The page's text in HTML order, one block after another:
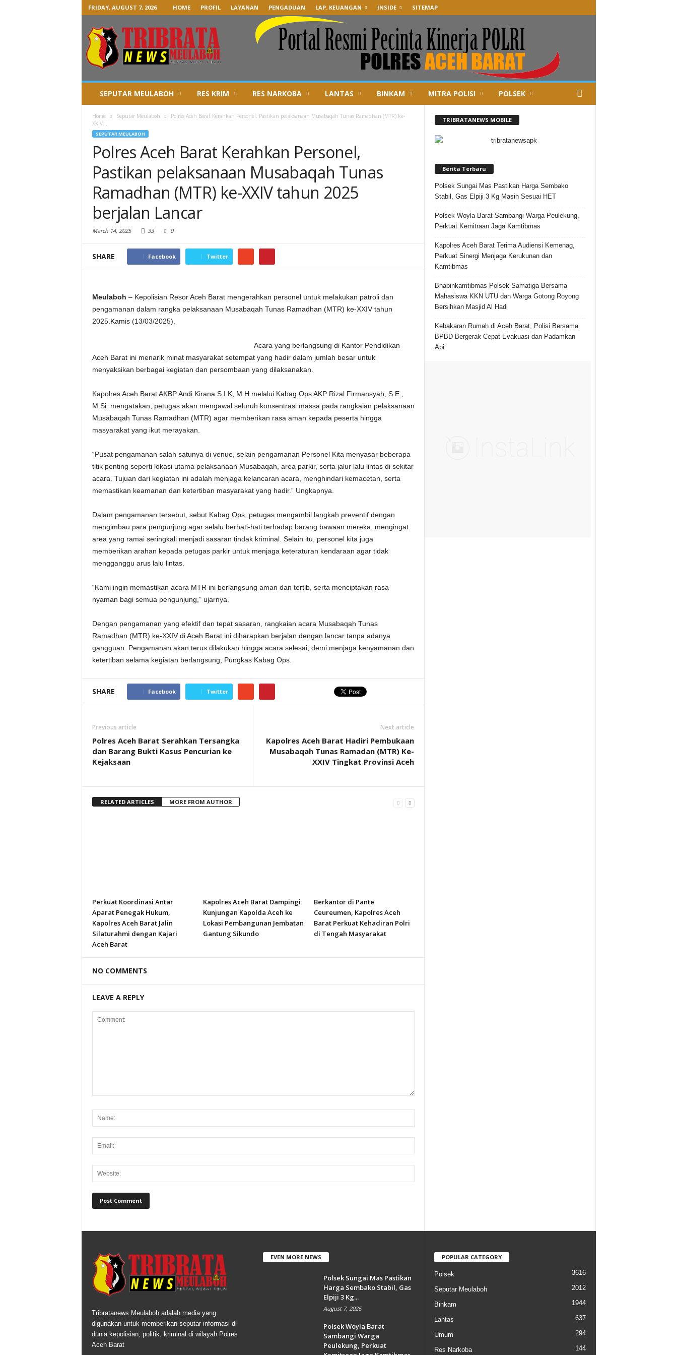
FRIDAY, AUGUST 7, 2026 HOME PROFIL LAYANAN PENGADUAN LAP. KEUANGAN INSIDE SITEMAP
SEPUTAR MEULABOH RES KRIM RES NARKOBA LANTAS BINKAM MITRA POLISI POLSEK
Home Seputar Meulaboh
Polres Aceh Barat Kerahkan Personel, Pastikan pelaksanaan Musabaqah Tunas Ramadhan (MTR) ke-
XXIV...
SEPUTAR MEULABOH
Polres Aceh Barat Kerahkan Personel,
Pastikan pelaksanaan Musabaqah Tunas
Ramadhan (MTR) ke-XXIV tahun 2025
berjalan Lancar
March 14, 2025 33 0
SHARE Facebook Twitter
Meulaboh – Kepolisian Resor Aceh Barat mengerahkan personel untuk melakukan patroli dan
pengamanan dalam rangka pelaksanaan Musabaqah Tunas Ramadhan (MTR) ke-XXIV tahun
2025.Kamis (13/03/2025).
Acara yang berlangsung di Kantor Pendidikan
Aceh Barat ini menarik minat masyarakat setempat yang hadir dalam jumlah besar untuk
menyaksikan berbagai kegiatan dan persombaan yang dilaksanakan.
Kapolres Aceh Barat AKBP Andi Kirana S.I.K, M.H melalui Kabag Ops AKP Rizal Firmansyah, S.E.,
M.Si. mengatakan, petugas akan mengawal seluruh konsentrasi massa pada rangkaian pelaksanaan
Musabaqah Tunas Ramadhan (MTR) agar memberikan rasa aman kepada peserta hingga
masyarakat yang ikut merayakan.
“Pusat pengamanan salah satunya di venue, selain pengamanan Personel Kita menyasar beberapa
titik penting seperti lokasi utama pelaksanaan Musabaqah, area parkir, serta jalur lalu lintas di sekitar
acara. Tujuan dari kegiatan ini adalah menjaga kelancaran acara, menghindari kemacetan, serta
memastikan keamanan dan ketertiban masyarakat yang hadir.” Ungkapnya.
Dalam pengamanan tersebut, sebut Kabag Ops, petugas mengambil langkah preventif dengan
mengimbau para pengunjung agar selalu berhati-hati terhadap barang bawaan mereka, mengingat
area yang ramai seringkali menjadi sasaran tindak kriminal. Selain itu, personel kita juga
memberikan arahan kepada petugas parkir untuk menjaga keteraturan kendaraan agar tidak
mengganggu arus lalu lintas.
“Kami ingin memastikan acara MTR ini berlangsung aman dan tertib, serta menciptakan rasa
nyaman bagi semua pengunjung,” ujarnya.
Dengan pengamanan yang efektif dan tepat sasaran, rangkaian acara Musabaqah Tunas
Ramadhan (MTR) ke-XXIV di Aceh Barat ini diharapkan berjalan dengan lancar tanpa adanya
gangguan. Pengamanan akan terus dilakukan hingga acara selesai, demi menjaga kenyamanan dan
ketertiban selama kegiatan berlangsung, Pungkas Kabag Ops.
SHARE Facebook Twitter
Previous article
Polres Aceh Barat Serahkan Tersangka
dan Barang Bukti Kasus Pencurian ke
Kejaksaan
Next article
Kapolres Aceh Barat Hadiri Pembukaan
Musabaqah Tunas Ramadan (MTR) Ke-
XXIV Tingkat Provinsi Aceh
RELATED ARTICLES MORE FROM AUTHOR
Perkuat Koordinasi Antar
Aparat Penegak Hukum,
Kapolres Aceh Barat Jalin
Silaturahmi dengan Kajari
Aceh Barat
Kapolres Aceh Barat Dampingi
Kunjungan Kapolda Aceh ke
Lokasi Pembangunan Jembatan
Gantung Sikundo
Berkantor di Pante
Ceureumen, Kapolres Aceh
Barat Perkuat Kehadiran Polri
di Tengah Masyarakat
NO COMMENTS
LEAVE A REPLY
TRIBRATANEWS MOBILE
Berita Terbaru
Polsek Sungai Mas Pastikan Harga Sembako
Stabil, Gas Elpiji 3 Kg Masih Sesuai HET
Polsek Woyla Barat Sambangi Warga Peulekung,
Perkuat Kemitraan Jaga Kamtibmas
Kapolres Aceh Barat Terima Audiensi Kemenag,
Perkuat Sinergi Menjaga Kerukunan dan
Kamtibmas
Bhabinkamtibmas Polsek Samatiga Bersama
Mahasiswa KKN UTU dan Warga Gotong Royong
Bersihkan Masjid Al Hadi
Kebakaran Rumah di Aceh Barat, Polisi Bersama
BPBD Bergerak Cepat Evakuasi dan Padamkan
Api
Tribratanews Meulaboh adalah media yang
digunakan untuk memberikan seputar informasi di
dunia kepolisian, politik, kriminal di wilayah Polres
Aceh Barat
EVEN MORE NEWS
Polsek Sungai Mas Pastikan
Harga Sembako Stabil, Gas
Elpiji 3 Kg...
August 7, 2026
Polsek Woyla Barat
Sambangi Warga
Peulekung, Perkuat
POPULAR CATEGORY
Polsek 3616
Seputar Meulaboh 2012
Binkam 1944
Lantas 637
Umum 294
Res Narkoba 144